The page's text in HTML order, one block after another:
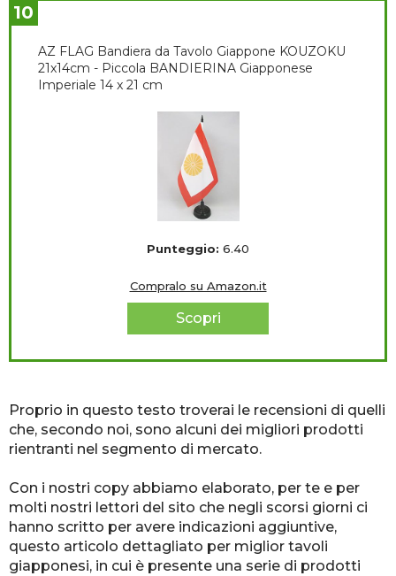
10
AZ FLAG Bandiera da Tavolo Giappone KOUZOKU
21x14cm - Piccola BANDIERINA Giapponese
Imperiale 14 x 21 cm
Punteggio: 6.40
Compralo su Amazon.it
Scopri
Proprio in questo testo troverai le recensioni di quelli
che, secondo noi, sono alcuni dei migliori prodotti
rientranti nel segmento di mercato.
Con i nostri copy abbiamo elaborato, per te e per
molti nostri lettori del sito che negli scorsi giorni ci
hanno scritto per avere indicazioni aggiuntive,
questo articolo dettagliato per miglior tavoli
giapponesi, in cui è presente una serie di prodotti